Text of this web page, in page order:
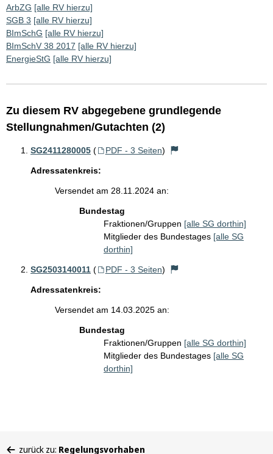
ArbZG [alle RV hierzu]
SGB 3 [alle RV hierzu]
BImSchG [alle RV hierzu]
BImSchV 38 2017 [alle RV hierzu]
EnergieStG [alle RV hierzu]
Zu diesem RV abgegebene grundlegende
Stellungnahmen/Gutachten (2)
SG2411280005 ( PDF - 3 Seiten)
Adressatenkreis:
Versendet am 28.11.2024 an:
Bundestag
Fraktionen/Gruppen [alle SG dorthin]
Mitglieder des Bundestages [alle SG
dorthin]
SG2503140011 ( PDF - 3 Seiten)
Adressatenkreis:
Versendet am 14.03.2025 an:
Bundestag
Fraktionen/Gruppen [alle SG dorthin]
Mitglieder des Bundestages [alle SG
dorthin]
zurück zu: Regelungsvorhaben